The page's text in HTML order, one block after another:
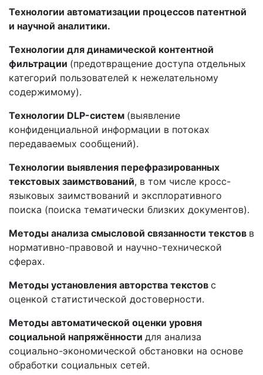
Технологии автоматизации процессов патентной
и научной аналитики.
Технологии для динамической контентной
фильтрации (предотвращение доступа отдельных
категорий пользователей к нежелательному
содержимому).
Технологии DLP-систем (выявление
конфиденциальной информации в потоках
передаваемых сообщений).
Технологии выявления перефразированных
текстовых заимствований, в том числе кросс-
языковых заимствований и эксплоративного
поиска (поиска тематически близких документов).
Методы анализа смысловой связанности текстов в
нормативно-правовой и научно-технической
сферах.
Методы установления авторства текстов с
оценкой статистической достоверности.
Методы автоматической оценки уровня
социальной напряжённости для анализа
социально-экономической обстановки на основе
обработки социальных сетей.